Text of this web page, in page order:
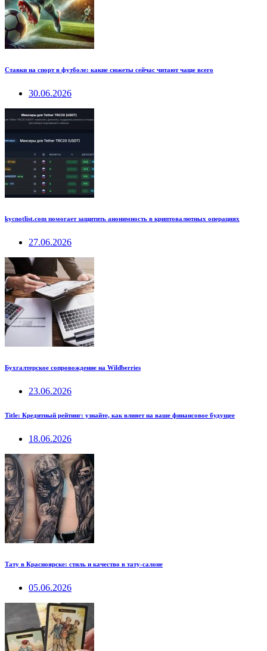
Ставки на спорт в футболе: какие сюжеты сейчас читают чаще всего
30.06.2026
kycnotlist.com помогает защитить анонимность в криптовалютных операциях
27.06.2026
Бухгалтерское сопровождение на Wildberries
23.06.2026
Title: Кредитный рейтинг: узнайте, как влияет на ваше финансовое будущее
18.06.2026
Тату в Красноярске: стиль и качество в тату-салоне
05.06.2026